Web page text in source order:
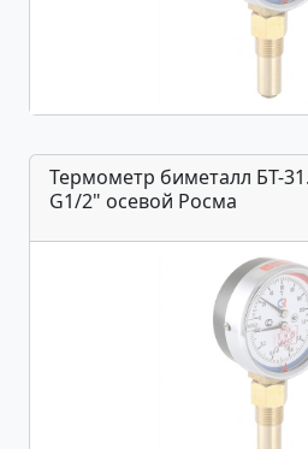
Термометр биметалл БТ-
G1/2" осевой Росма